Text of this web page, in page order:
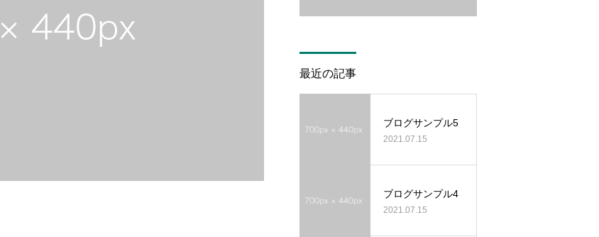
最近の記事
ブログサンプル5
2021.07.15
ブログサンプル4
2021.07.15